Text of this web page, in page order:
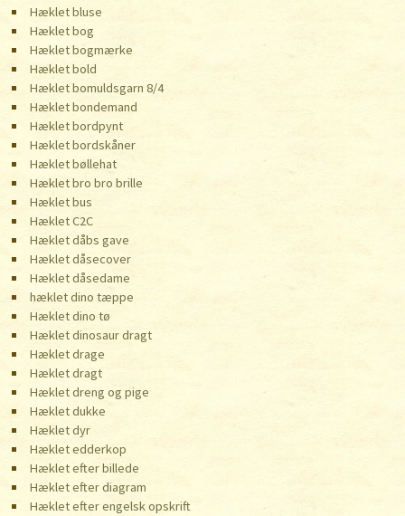
Hæklet bluse
Hæklet bog
Hæklet bogmærke
Hæklet bold
Hæklet bomuldsgarn 8/4
Hæklet bondemand
Hæklet bordpynt
Hæklet bordskåner
Hæklet bøllehat
Hæklet bro bro brille
Hæklet bus
Hæklet C2C
Hæklet dåbs gave
Hæklet dåsecover
Hæklet dåsedame
hæklet dino tæppe
Hæklet dino tø
Hæklet dinosaur dragt
Hæklet drage
Hæklet dragt
Hæklet dreng og pige
Hæklet dukke
Hæklet dyr
Hæklet edderkop
Hæklet efter billede
Hæklet efter diagram
Hæklet efter engelsk opskrift